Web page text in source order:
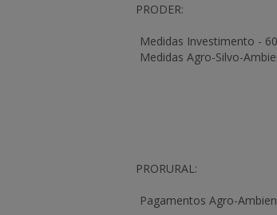
PRODER:
Medidas Investimento -
Medidas Agro-Silvo-
PRORURAL:
Pagamentos Agro-